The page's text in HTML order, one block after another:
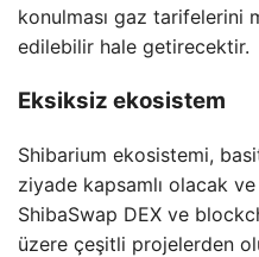
konulması gaz tarifelerini
edilebilir hale getirecektir.
Eksiksiz ekosistem
Shibarium ekosistemi,
ziyade kapsamlı olacak
ShibaSwap DEX ve
üzere çeşitli projelerden